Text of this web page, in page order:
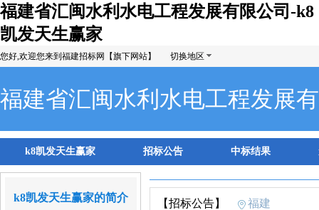
福建省汇闽水利水电工程发展有限公司-k8
凯发天生赢家
您好,欢迎您来到福建招标网【旗下网站】 切换地区
福建省汇闽水利水电工程发展
k8凯发天生赢家 招标公告 中标结果
k8凯发天生赢家的简介 【招标公告】 福建